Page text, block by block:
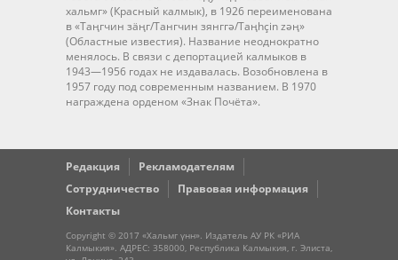
хальмг» (Красный калмык), в 1926 переименована
в «Таңгчин зäңг/Тангчин зянггә/Taңhçin zәң»
(Областные известия). Название неоднократно
менялось. В связи с депортацией калмыков в
1943—1956 годах не издавалась. Возобновлена в
1957 году под современным названием. В 1970
награждена орденом «Знак Почёта».
Редакция
Рекламодателям
Сотрудничество
Правовая информация
Контакты
Copyright © 2017 «Хальмг үнн». Издатель АУ РК «РИА
Калмыкия». АДРЕС: 358000, Республика Калмыкия, г. Элиста,